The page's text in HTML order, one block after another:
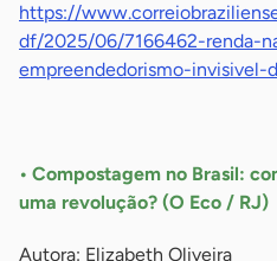
https://
df/2025/06/7166462-renda-
empreendedorismo-invisivel-
• Compostagem no Brasil:
uma revolução? (O Eco / RJ)
Autora: Elizabeth Oliveira